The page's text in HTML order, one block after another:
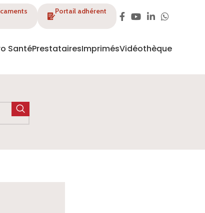
Portail adhérent
SantéPrestatairesImprimésVidéothèque